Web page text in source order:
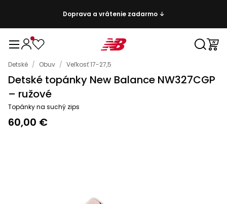
Doprava a vrátenie zadarmo ↓
Detské / Obuv / Veľkosť 17-27,5
Detské topánky New Balance NW327CGP
– ružové
Topánky na suchý zips
60,00 €